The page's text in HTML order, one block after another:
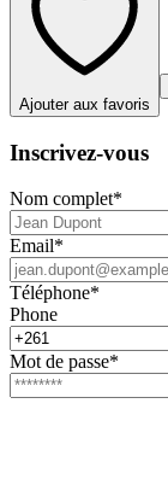
Ajouter aux favoris
Inscrivez-vous
Nom complet*
Email*
Téléphone*
Phone
Mot de passe*